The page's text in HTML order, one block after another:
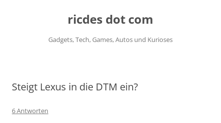
ricdes dot com
Gadgets, Tech, Games, Autos und Kurioses
Steigt Lexus in die DTM ein?
6 Antworten